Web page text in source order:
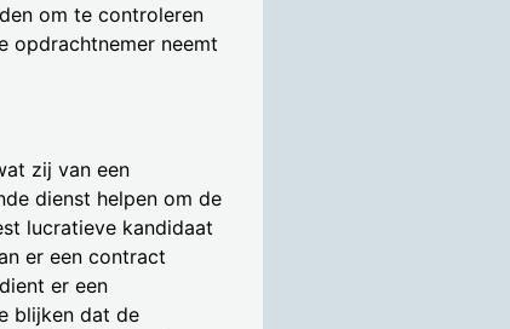
om te controleren
opdrachtnemer neemt
zij van een
dienst helpen om de
lucratieve kandidaat
er een contract
er een
blijken dat de